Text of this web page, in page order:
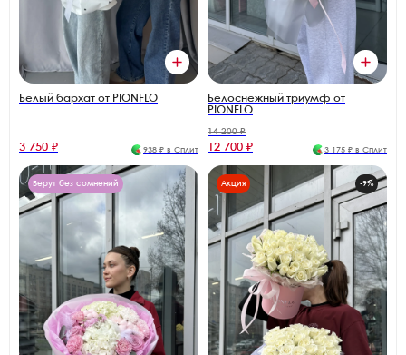
Белый бархат от PIONFLO
3 750 ₽ 938 ₽ в Сплит
Белоснежный триумф от
PIONFLO
14 200 ₽
12 700 ₽ 3 175 ₽ в Сплит
Берут без сомнений Акция -9%